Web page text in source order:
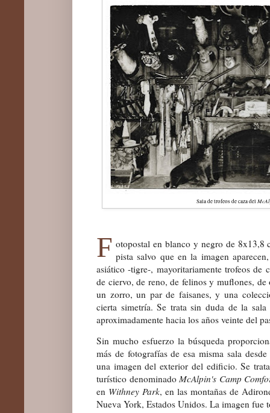
Sala de trofeos de caza del
F otopostal en blanco y negro de 8x13,8
pista salvo que en la imagen
asiático -tigre-, mayoritariamente trofeos de
de ciervo, de reno, de felinos y muflones,
un zorro, un par de faisanes, y una
cierta simetría. Se trata sin duda de la
aproximadamente hacia los años veinte del
Sin mucho esfuerzola búsqueda
más de fotografías de esa misma sala
una imagen del exterior del edificio. Se
turístico denominado McAlpin's Camp
en Withney Park, en las montañas de
Nueva York, Estados Unidos. La imagen fue